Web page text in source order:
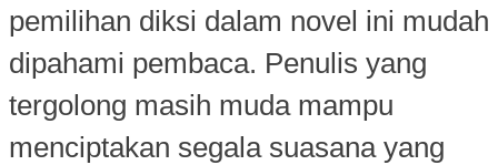
pemilihan diksi dalam novel ini mudah
dipahami pembaca. Penulis yang
tergolong masih muda mampu
menciptakan segala suasana yang